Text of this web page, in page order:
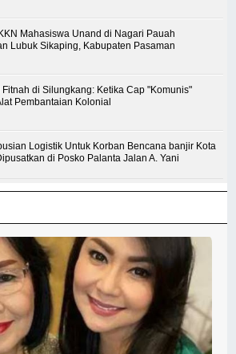
Mahasiswa Unand di Nagari Pauah
Lubuk Sikaping, Kabupaten Pasaman
Fitnah di Silungkang: Ketika Cap "Komunis"
Pembantaian Kolonial
Logistik Untuk Korban Bencana banjir Kota
di Posko Palanta Jalan A. Yani